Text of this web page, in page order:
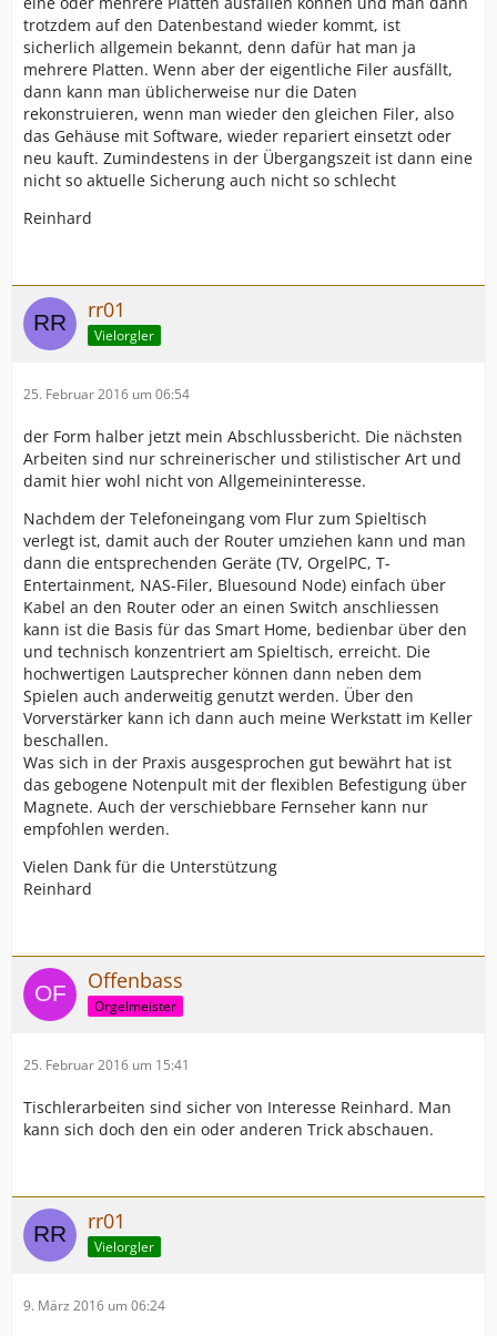
trotzdem auf den Datenbestand wieder kommt, ist
sicherlich allgemein bekannt, denn dafür hat man ja
mehrere Platten. Wenn aber der eigentliche Filer ausfällt,
dann kann man üblicherweise nur die Daten
rekonstruieren, wenn man wieder den gleichen Filer, also
das Gehäuse mit Software, wieder repariert einsetzt oder
neu kauft. Zumindestens in der Übergangszeit ist dann eine
nicht so aktuelle Sicherung auch nicht so schlecht
Reinhard
rr01
Vielorgler
25. Februar 2016 um 06:54
der Form halber jetzt mein Abschlussbericht. Die nächsten
Arbeiten sind nur schreinerischer und stilistischer Art und
damit hier wohl nicht von Allgemeininteresse.
Nachdem der Telefoneingang vom Flur zum Spieltisch
verlegt ist, damit auch der Router umziehen kann und man
dann die entsprechenden Geräte (TV, OrgelPC, T-
Entertainment, NAS-Filer, Bluesound Node) einfach über
Kabel an den Router oder an einen Switch anschliessen
kann ist die Basis für das Smart Home, bedienbar über den
und technisch konzentriert am Spieltisch, erreicht. Die
hochwertigen Lautsprecher können dann neben dem
Spielen auch anderweitig genutzt werden. Über den
Vorverstärker kann ich dann auch meine Werkstatt im Keller
beschallen.
Was sich in der Praxis ausgesprochen gut bewährt hat ist
das gebogene Notenpult mit der flexiblen Befestigung über
Magnete. Auch der verschiebbare Fernseher kann nur
empfohlen werden.
Vielen Dank für die Unterstützung
Reinhard
Offenbass
Orgelmeister
25. Februar 2016 um 15:41
Tischlerarbeiten sind sicher von Interesse Reinhard. Man
kann sich doch den ein oder anderen Trick abschauen.
rr01
Vielorgler
9. März 2016 um 06:24